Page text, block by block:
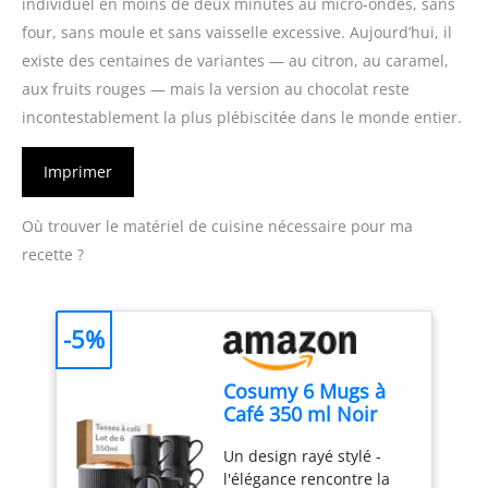
four, sans moule et sans vaisselle excessive. Aujourd’hui, il
existe des centaines de variantes — au citron, au caramel,
aux fruits rouges — mais la version au chocolat reste
incontestablement la plus plébiscitée dans le monde entier.
Imprimer
Où trouver le matériel de cuisine nécessaire pour ma
recette ?
Cosumy 6 Mugs à
Café 350 ml Noir
à Café en
Céramique
Un design rayé stylé -
l'élégance rencontre la
-5%